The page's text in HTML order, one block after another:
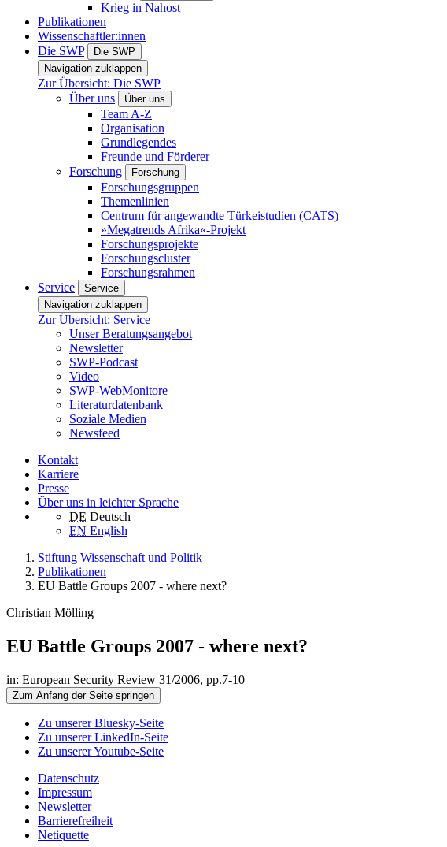
Krieg in Nahost
Publikationen
Wissenschaftler:innen
Die SWP
Die SWP
Navigation zuklappen
Zur Übersicht: Die SWP
Über uns
Über uns
Team A-Z
Organisation
Grundlegendes
Freunde und Förderer
Forschung
Forschung
Forschungsgruppen
Themenlinien
Centrum für angewandte Türkeistudien (CATS)
»Megatrends Afrika«-Projekt
Forschungsprojekte
Forschungscluster
Forschungsrahmen
Service
Service
Navigation zuklappen
Zur Übersicht: Service
Unser Beratungsangebot
Newsletter
SWP-Podcast
Video
SWP-WebMonitore
Literaturdatenbank
Soziale Medien
Newsfeed
Kontakt
Karriere
Presse
Über uns in leichter Sprache
DE Deutsch
EN English
Stiftung Wissenschaft und Politik
Publikationen
EU Battle Groups 2007 - where next?
Christian Mölling
EU Battle Groups 2007 - where next?
in: European Security Review 31/2006, pp.7-10
Zum Anfang der Seite springen
Zu unserer Bluesky-Seite
Zu unserer LinkedIn-Seite
Zu unserer Youtube-Seite
Datenschutz
Impressum
Newsletter
Barrierefreiheit
Netiquette